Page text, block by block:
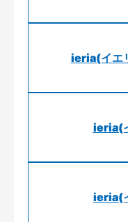
ieria(イエ
ieria(
ieria(